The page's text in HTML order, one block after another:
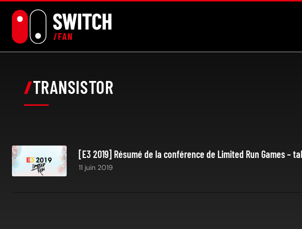
TRANSISTOR
[E3 2019] Résumé de la conférence de Limited Run Games –
11 juin 2019